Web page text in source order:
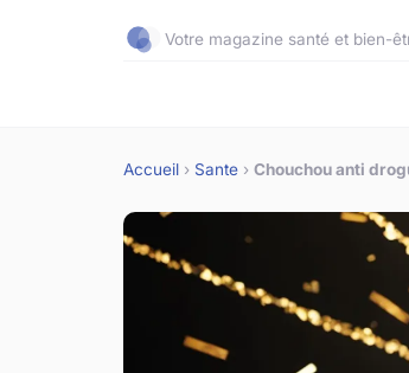
Votre magazine santé et bien-
Accueil › Sante › Chouchou anti